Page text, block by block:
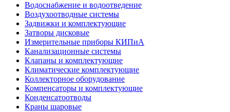
Водоснабжение и водоотведение
Воздухоотводные системы
Задвижки и комплектующие
Затворы дисковые
Измерительные приборы КИПиА
Канализационные системы
Клапаны и комплектующие
Климатические комплектующие
Коллекторное оборудование
Компенсаторы и комплектующие
Конденсатоотводы
Краны шаровые